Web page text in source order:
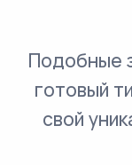
Подобные
готовый
свой